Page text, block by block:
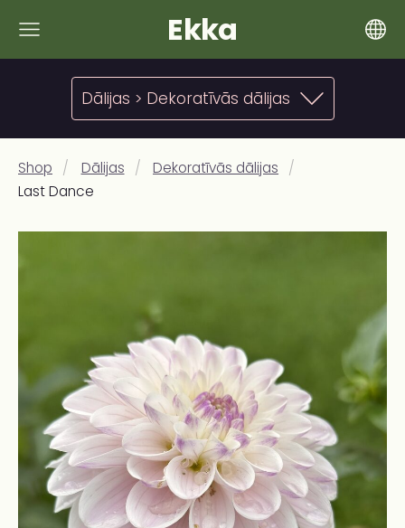
Ekka
Dālijas > Dekoratīvās dālijas
Shop Dālijas
Dekoratīvās dālijas
Last Dance